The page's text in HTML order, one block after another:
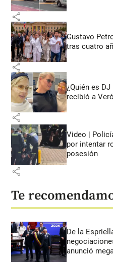
share
Gustavo
tras cuatro
share
¿Quién es
recibió a
share
Video |
por intentar
posesión
share
Te
De la
anunció